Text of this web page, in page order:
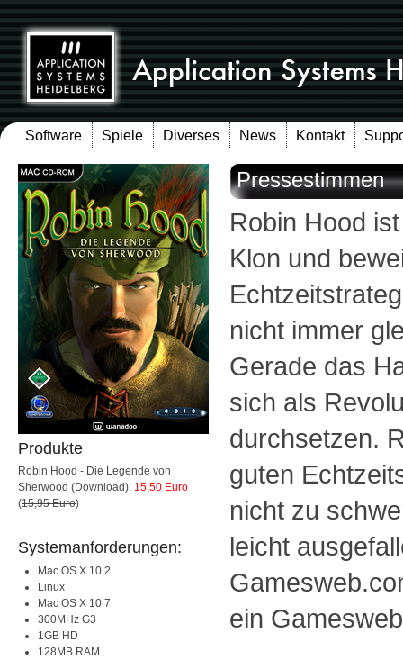
Software Spiele Diverses News Kontakt
Produkte
Robin Hood - Die Legende von
Sherwood (Download): 15,50 Euro
(15,95 Euro)
Systemanforderungen:
Mac OS X 10.2
Linux
Mac OS X 10.7
300MHz G3
1GB HD
128MB RAM
Pressestimmen
Robin Hood
Klon und
nicht immer
Gerade das
sich als
durchsetzen.
guten
nicht zu
leicht
ein